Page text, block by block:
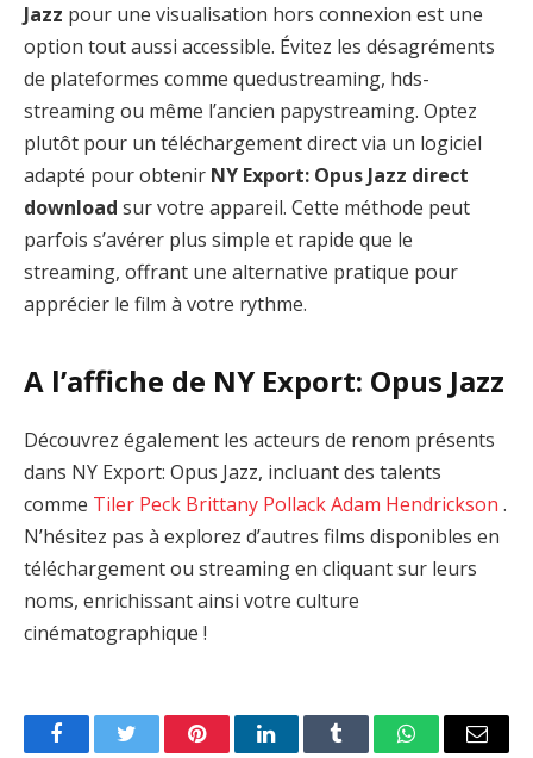
Jazz pour une visualisation hors connexion est une
option tout aussi accessible. Évitez les désagréments
de plateformes comme quedustreaming, hds-
streaming ou même l’ancien papystreaming. Optez
plutôt pour un téléchargement direct via un logiciel
adapté pour obtenir NY Export: Opus Jazz direct
download sur votre appareil. Cette méthode peut
parfois s’avérer plus simple et rapide que le
streaming, offrant une alternative pratique pour
apprécier le film à votre rythme.
A l’affiche de NY Export: Opus Jazz
Découvrez également les acteurs de renom présents
dans NY Export: Opus Jazz, incluant des talents
comme Tiler Peck Brittany PollackAdam Hendrickson .
N’hésitez pas à explorez d’autres films disponibles en
téléchargement ou streaming en cliquant sur leurs
noms, enrichissant ainsi votre culture
cinématographique !
FacebookTwitter PinterestLinkedInTumblr WhatsAppEmail